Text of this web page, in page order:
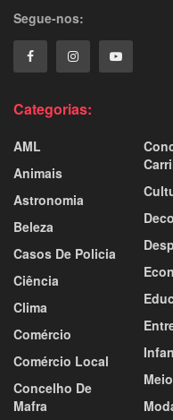
Segue-nos:
Categorias:
AML
Animais
Astronomia
Beleza
Casos De Policia
Ciência
Clima
Comércio
Comércio Local
Concelho De
Mafra